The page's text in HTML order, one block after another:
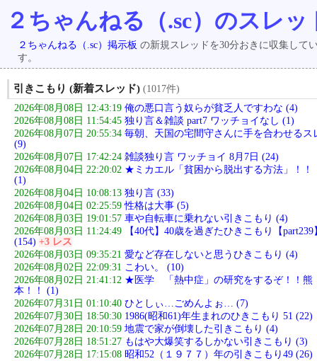
２ちゃんねる（.sc）のスレッ
２ちゃんねる（.sc）掲示板 の新規スレッドを30分おきに収集して
す。
引きこもり (新着スレッド) (1017件)
2026年08月08日 12:43:19 俺の悪口言う奴らが貧乏人ですわな (4)
2026年08月08日 11:54:45 独り言＆雑談 part7 ワッチョイなし (1)
2026年08月07日 20:55:34 毎朝、天国の宅間守さんに手を合わせるス
(9)
2026年08月07日 17:42:24 雑談独り言 ワッチョイ 8月7日 (24)
2026年08月04日 22:20:02 ★ミカエル「貧困から脱出する方法」！！
(1)
2026年08月04日 10:08:13 独り言 (33)
2026年08月04日 02:25:59 性格は大事 (5)
2026年08月03日 19:01:57 車や自転車に乗れない引きこもり (4)
2026年08月03日 11:24:49
【40代】40歳を過ぎたひきこもり【part239
(154) +3 レス
2026年08月03日 09:35:21 愛など存在しないと思うひきこもり (4)
2026年08月02日 22:09:31 こわい。 (10)
2026年08月02日 21:41:12 ★医学 「熱中症」の研究をするぞ！！熊
本！！ (1)
2026年07月31日 01:10:40 ひとしぃ…ごめんよぉ… (7)
2026年07月30日 18:50:30 1986(昭和61)年生まれのひきこもり 51 (22)
2026年07月28日 20:10:59 地震で家が倒壊した引きこもり (4)
2026年07月28日 18:51:27 もはや大爆笑するしかない引きこもり (3)
2026年07月28日 17:15:08 昭和52（１９７７）年の引きこもり49 (26)